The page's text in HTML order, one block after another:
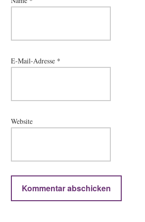
E-Mail-Adresse *
Website